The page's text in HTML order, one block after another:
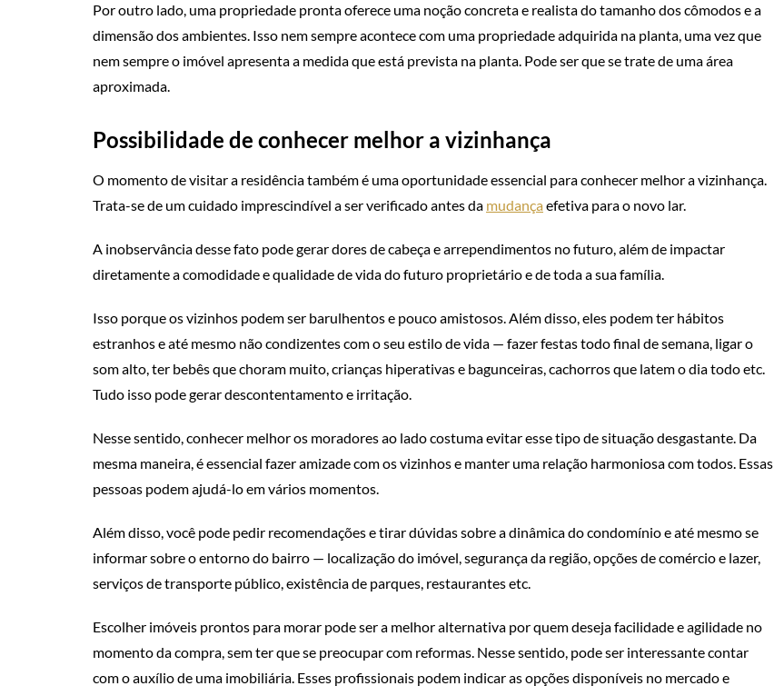
Por outro lado, uma propriedade pronta oferece uma noção concreta e realista do tamanho dos cômodos e a
dimensão dos ambientes. Isso nem sempre acontece com uma propriedade adquirida na planta, uma vez que
nem sempre o imóvel apresenta a medida que está prevista na planta. Pode ser que se trate de uma área
aproximada.
Possibilidade de conhecer melhor a vizinhança
O momento de visitar a residência também é uma oportunidade essencial para conhecer melhor a vizinhança.
Trata-se de um cuidado imprescindível a ser verificado antes da mudançaefetiva para o novo lar.
A inobservância desse fato pode gerar dores de cabeça e arrependimentos no futuro, além de impactar
diretamente a comodidade e qualidade de vida do futuro proprietário e de toda a sua família.
Isso porque os vizinhos podem ser barulhentos e pouco amistosos. Além disso, eles podem ter hábitos
estranhos e até mesmo não condizentes com o seu estilo de vida — fazer festas todo final de semana, ligar o
som alto, ter bebês que choram muito, crianças hiperativas e bagunceiras, cachorros que latem o dia todo etc.
Tudo isso pode gerar descontentamento e irritação.
Nesse sentido, conhecer melhor os moradores ao lado costuma evitar esse tipo de situação desgastante. Da
mesma maneira, é essencial fazer amizade com os vizinhos e manter uma relação harmoniosa com todos. Essas
pessoas podem ajudá-lo em vários momentos.
Além disso, você pode pedir recomendações e tirar dúvidas sobre a dinâmica do condomínio e até mesmo se
informar sobre o entorno do bairro — localização do imóvel, segurança da região, opções de comércio e lazer,
serviços de transporte público, existência de parques, restaurantes etc.
Escolher imóveis prontos para morar pode ser a melhor alternativa por quem deseja facilidade e agilidade no
momento da compra, sem ter que se preocupar com reformas. Nesse sentido, pode ser interessante contar
com o auxílio de uma imobiliária. Esses profissionais podem indicar as opções disponíveis no mercado e